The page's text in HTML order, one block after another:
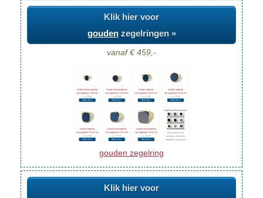
Klik hier voor
goudenzegelringen »
vanaf € 459,-
gouden zegelring
Klik hier voor